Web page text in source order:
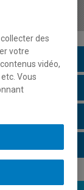
des
votre
vidéo,
Vous